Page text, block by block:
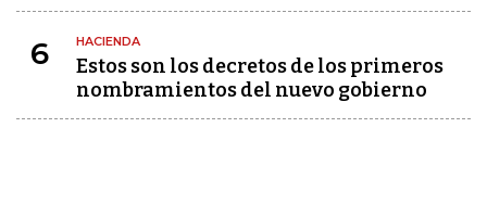
6 HACIENDA
Estos son los decretos de los primeros
nombramientos del nuevo gobierno